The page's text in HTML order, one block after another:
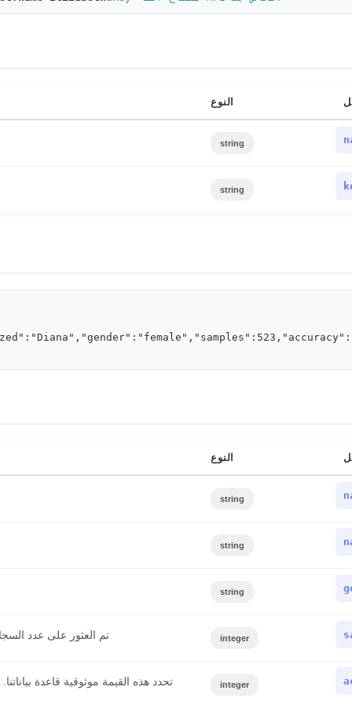
النوع
string
string
النوع
string
string
string
integer تم العثور على عدد
integer